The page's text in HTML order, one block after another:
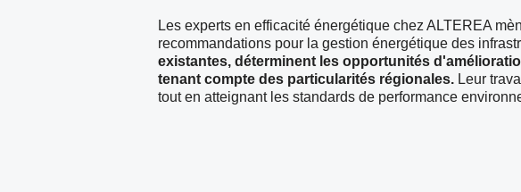
Les experts en efficacité énergétique chez ALTEREA
recommandations pour la gestion énergétique des
existantes, déterminent les opportunités
tenant compte des particularités régionales. Leur
tout en atteignant les standards de performance